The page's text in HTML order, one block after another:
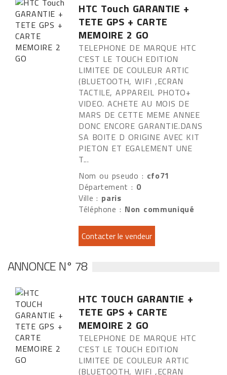
HTC Touch GARANTIE +
TETE GPS + CARTE
MEMOIRE 2 GO
TELEPHONE DE MARQUE HTC
C'EST LE TOUCH EDITION
LIMITEE DE COULEUR ARTIC
(BLUETOOTH, WIFI ,ECRAN
TACTILE, APPAREIL PHOTO+
VIDEO. ACHETE AU MOIS DE
MARS DE CETTE MEME ANNEE
DONC ENCORE GARANTIE.DANS
SA BOITE D ORIGINE AVEC KIT
PIETON ET EGALEMENT UNE
T...
Nom ou pseudo : cfo71
Département : 0
Ville : paris
Téléphone : Non communiqué
ANNONCE N° 78
HTC TOUCH GARANTIE +
TETE GPS + CARTE
MEMOIRE 2 GO
TELEPHONE DE MARQUE HTC
C'EST LE TOUCH EDITION
LIMITEE DE COULEUR ARTIC
(BLUETOOTH, WIFI ,ECRAN